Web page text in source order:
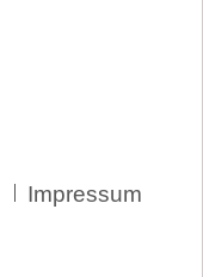
Impressum